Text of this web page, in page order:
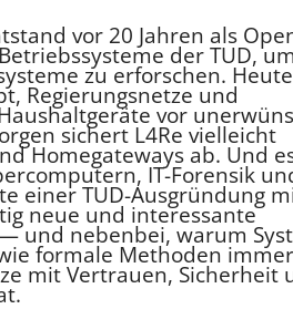
vor 20 Jahren als
der TUD,
zu erforschen.
Regierungsnetze und
vor
sichert L4Re vielleicht
Homegateways ab. Und
IT-Forensik
einer TUD-Ausgründung
neue und interessante
und nebenbei, warum
formale Methoden
mit Vertrauen, Sicherheit